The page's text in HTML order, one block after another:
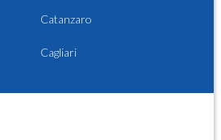
Catanzaro
Cagliari